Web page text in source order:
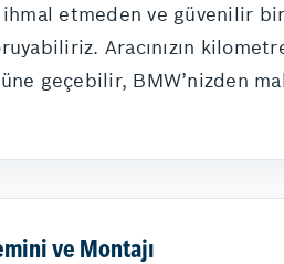
etmeden ve güvenilir bir
Aracınızın
geçebilir, BMW’nizden
ve Montajı